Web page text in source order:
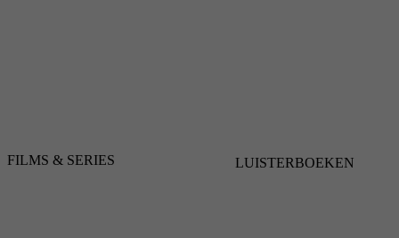
FILMS & SERIES LUISTERBOEKEN